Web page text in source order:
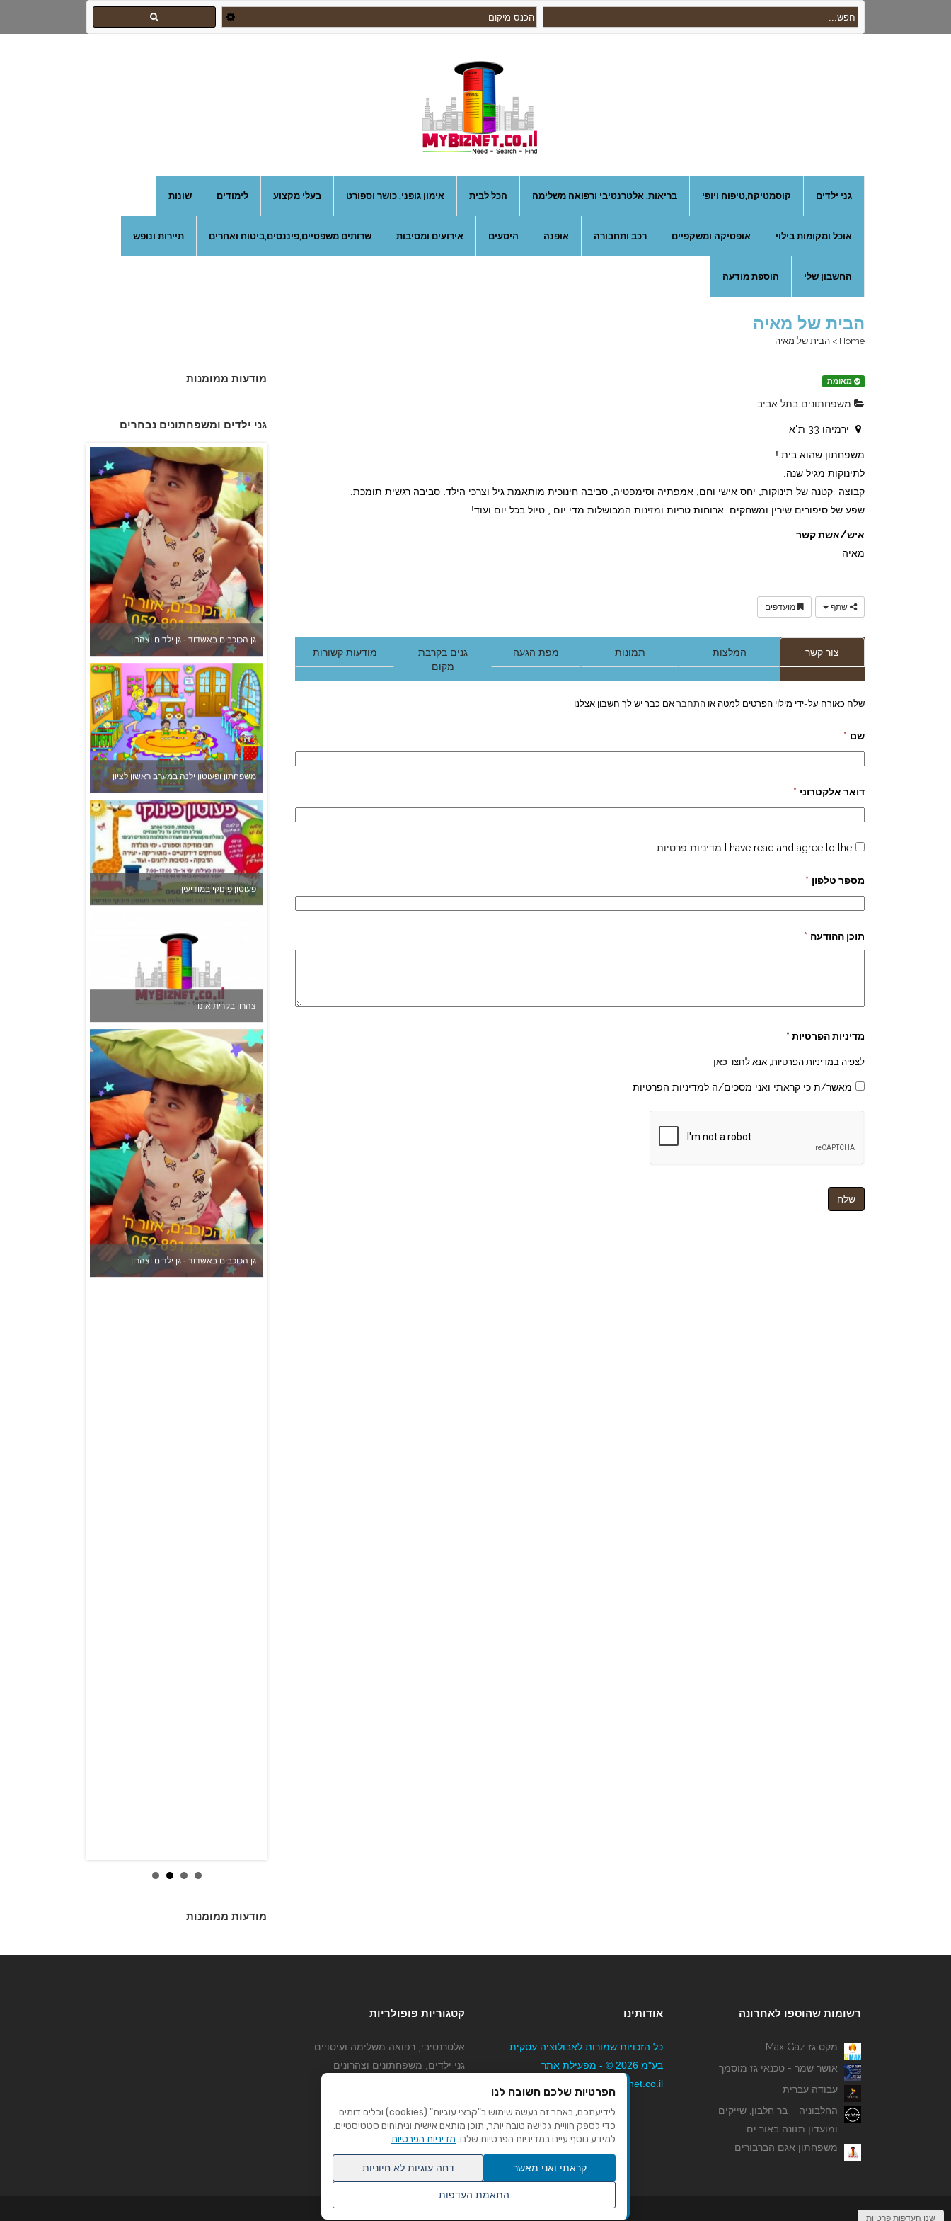
גני ילדים קוסמטיקה,טיפוח ויופי בריאות, אלטרנטיבי ורפואה משלימה הכל לבית אימון גופני, כושר וספורט בעלי מקצוע לימודים שונות
אוכל ומקומות בילוי אופטיקה ומשקפיים רכב ותחבורה אופנה היסעים אירועים ומסיבות שרותים משפטיים,פיננסים,ביטוח ואחרים תיירות ונופש
החשבון שלי הוספת מודעה
הבית של מאיה
Home
> הבית של מאיה
מאומת
משפחתונים בתל אביב
ירמיהו 33 ת"א
משפחתון שהוא בית !
לתינוקות מגיל שנה.
קבוצה קטנה של תינוקות, יחס אישי וחם, אמפתיה וסימפטיה, סביבה חינוכית מותאמת גיל וצרכי הילד. סביבה רגשית תומכת.
שפע של סיפורים שירין ומשחקים. ארוחות טריות ומזינות המבושלות מדי יום., טיול בכל יום ועוד!
איש/אשת קשר
מאיה
שתף מועדפים
צור קשר המלצות תמונות מפת הגעה
גנים בקרבת
מקום
מודעות קשורות
שלח כאורח על-ידי מילוי הפרטים למטה או התחבראם כבר יש לך חשבון אצלנו
שם *
דואר אלקטרוני *
I have read and agree to the מדיניות פרטיות
מספר טלפון *
תוכן ההודעה *
מדיניות הפרטיות *
לצפיה במדיניות הפרטיות, אנא לחצו כאן
מאשר/ת כי קראתי ואני מסכים/ה למדיניות הפרטיות
מודעות ממומנות
גני ילדים ומשפחתונים נבחרים
גן הכוכבים באשדוד - גן ילדים וצהרון
משפחתון ופעוטון ילנה במערב ראשון לציון
פעוטון פינוקי במודיעין
צהרון בקרית אונו
גן הכוכבים באשדוד - גן ילדים וצהרון
מודעות ממומנות
רשומות שהוספו לאחרונה
מקס גז Max Gaz
אושר שמר - טכנאי גז מוסמך
עבודה עברית
החלבוניה – בר חלבון, שייקים
ומועדון תזונה באור ים
משפחתון אגם הברבורים
אודותינו
כל הזכויות שמורות לאבולוציה עסקית
בע"מ 2026 © - מפעילת אתר
Mybiznet.co.il
קטגוריות פופולריות
אלטרנטיבי, רפואה משלימה ועיסויים
גני ילדים, משפחתונים וצהרונים
הפרטיות שלכם חשובה לנו
לידיעתכם, באתר זה נעשה שימוש ב"קבצי עוגיות" (cookies) וכלים דומים
כדי לספק חוויית גלישה טובה יותר, תוכן מותאם אישית וניתוחים סטטיסטיים.
למידע נוסף עיינו במדיניות הפרטיות שלנו. מדיניות הפרטיות
קראתי ואני מאשר דחה עוגיות לא חיוניות
התאמת העדפות
שנו העדפות פרטיות